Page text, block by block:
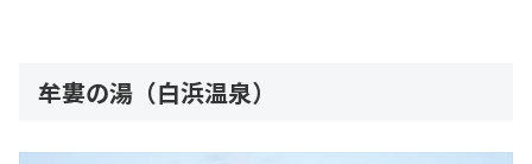
牟婁の湯（白浜温泉）